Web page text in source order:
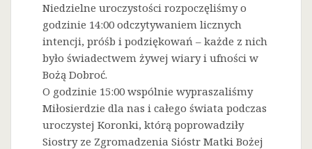
Niedzielne uroczystości rozpoczęliśmy o
godzinie 14:00 odczytywaniem licznych
intencji, próśb i podziękowań – każde z nich
było świadectwem żywej wiary i ufności w
Bożą Dobroć.
O godzinie 15:00 wspólnie wypraszaliśmy
Miłosierdzie dla nas i całego świata podczas
uroczystej Koronki, którą poprowadziły
Siostry ze Zgromadzenia Sióstr Matki Bożej